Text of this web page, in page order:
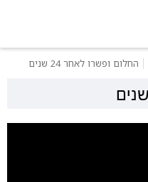
החלום ופשרו לאחר 24 שנים